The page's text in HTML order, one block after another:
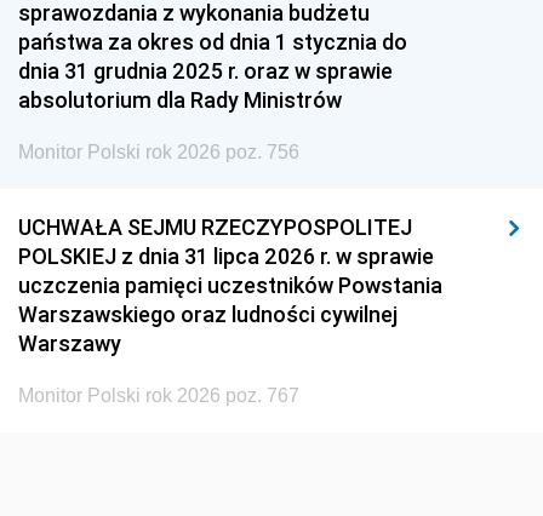
1951 1950
1948 1947 1946
1939 1938
sprawozdania z wykonania budżetu
państwa za okres od dnia 1 stycznia do
dnia 31 grudnia 2025 r. oraz w sprawie
absolutorium dla Rady Ministrów
Monitor Polski rok 2026 poz. 756
UCHWAŁA SEJMU RZECZYPOSPOLITEJ
POLSKIEJ z dnia 31 lipca 2026 r. w sprawie
uczczenia pamięci uczestników Powstania
Warszawskiego oraz ludności cywilnej
Warszawy
Monitor Polski rok 2026 poz. 767